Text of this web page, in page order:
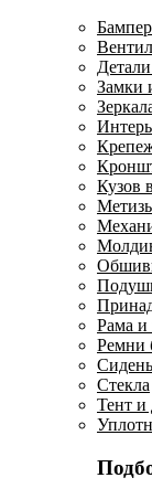
Замки
Кузов
Рама
Ремни
Стекла
Тент и